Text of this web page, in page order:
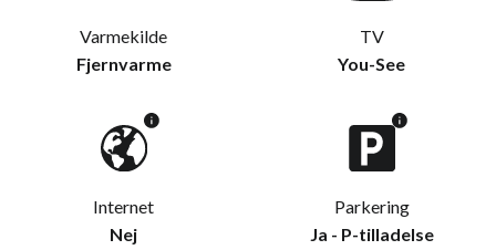
Varmekilde
Fjernvarme
TV
You-See
Internet
Nej
Parkering
Ja - P-tilladelse